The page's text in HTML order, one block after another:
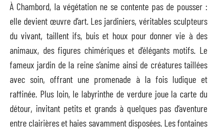
À Chambord, la végétation ne se contente pas de pousser :
elle devient œuvre d’art. Les jardiniers, véritables sculpteurs
du vivant, taillent ifs, buis et houx pour donner vie à des
animaux, des figures chimériques et d’élégants motifs. Le
fameux jardin de la reine s’anime ainsi de créatures taillées
avec soin, offrant une promenade à la fois ludique et
raffinée. Plus loin, le labyrinthe de verdure joue la carte du
détour, invitant petits et grands à quelques pas d’aventure
entre clairières et haies savamment disposées. Les fontaines